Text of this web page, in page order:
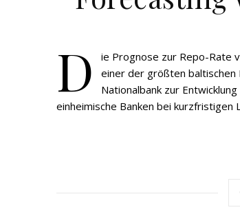
D
ie Prognose zur Repo-Rate
einer der größten baltischen
Nationalbank zur
einheimische Banken bei kurzfristigen